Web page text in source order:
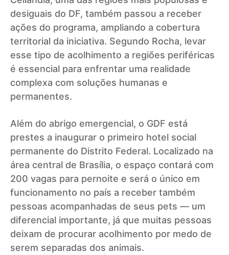
desiguais do DF, também passou a receber
ações do programa, ampliando a cobertura
territorial da iniciativa. Segundo Rocha, levar
esse tipo de acolhimento a regiões periféricas
é essencial para enfrentar uma realidade
complexa com soluções humanas e
permanentes.
Além do abrigo emergencial, o GDF está
prestes a inaugurar o primeiro hotel social
permanente do Distrito Federal. Localizado na
área central de Brasília, o espaço contará com
200 vagas para pernoite e será o único em
funcionamento no país a receber também
pessoas acompanhadas de seus pets — um
diferencial importante, já que muitas pessoas
deixam de procurar acolhimento por medo de
serem separadas dos animais.